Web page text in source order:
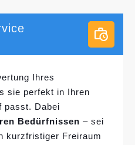
Ihres
sie perfekt in Ihren
passt. Dabei
Bedürfnissen – sei
kurzfristiger Freiraum